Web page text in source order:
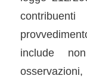
include